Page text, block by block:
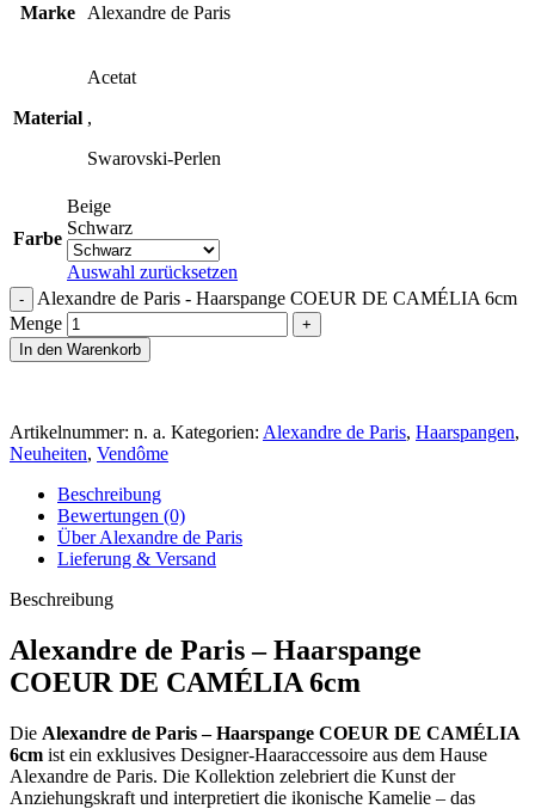
Marke Alexandre de Paris
Material
Acetat
,
Swarovski-Perlen
Farbe
Beige
Schwarz
Auswahl zurücksetzen
Alexandre de Paris - Haarspange COEUR DE CAMÉLIA 6cm
Menge
In den Warenkorb
Artikelnummer: n. a. Kategorien: Alexandre de Paris, Haarspangen,
Neuheiten, Vendôme
Beschreibung
Bewertungen (0)
Über Alexandre de Paris
Lieferung & Versand
Beschreibung
Alexandre de Paris – Haarspange
COEUR DE CAMÉLIA 6cm
Die Alexandre de Paris – Haarspange COEUR DE CAMÉLIA
6cm ist ein exklusives Designer-Haaraccessoire aus dem Hause
Alexandre de Paris. Die Kollektion zelebriert die Kunst der
Anziehungskraft und interpretiert die ikonische Kamelie – das